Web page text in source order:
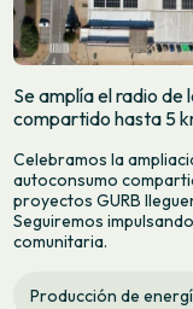
Se amplía el radio
compartido hasta 5
Celebramos la
autoconsumo
proyectos GURB
Seguiremos
comunitaria.
Producción de